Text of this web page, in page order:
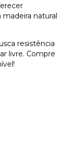
natural
resistência
livre. Compre